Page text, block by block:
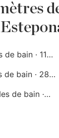
de bain · 115
de bain · 280
de bain ·